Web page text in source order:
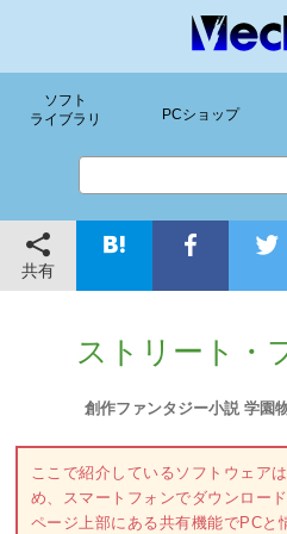
ソフト
ライブラリ
PCショップ
共有
ストリート・
創作ファンタジー小説 学園
ここで紹介しているソフトウェア
め、スマートフォンでダウンロー
ページ上部にある共有機能でPCと